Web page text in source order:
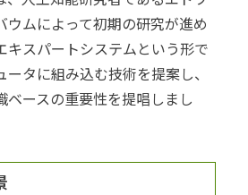
ウムによって初期の研究が進め
キスパートシステムという形で
タに組み込む技術を提案し、
ベースの重要性を提唱しまし